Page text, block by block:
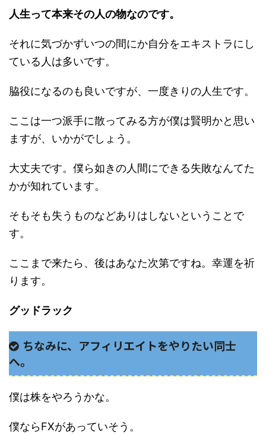
人生って本来その人の物なのです。
それに気づかずいつの間にか自分をエキストラにし
ている人は多いです。
脇役になるのも良いですが、一度きりの人生です。
ここは一つ派手に散ってみる方が僕は賢明かと思い
ますが、いかがでしょう。
大丈夫です。僕ら如きの人間にできる失敗なんてた
かが知れています。
そもそも失うものなどありはしないということで
す。
ここまで来たら、後はあなた次第ですね。幸運を祈
ります。
グッドラック
ちなみに、アフィリエイトをやりたい同士
へ。
僕は株をやろうかな。
僕ならFXがあっていそう。